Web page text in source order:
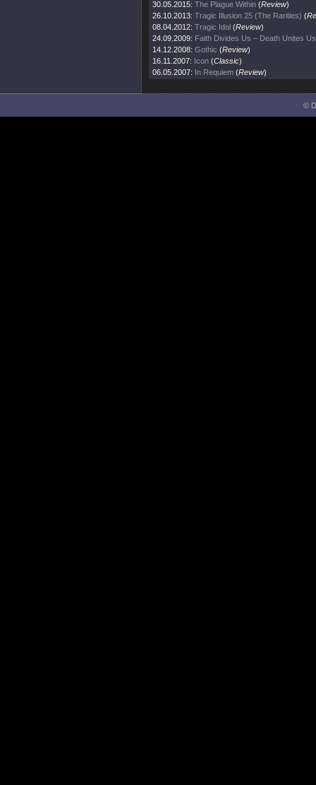
30.05.2015: The Plague Within (Review)
26.10.2013: Tragic Illusion 25 (The Rarities) (
08.04.2012: Tragic Idol (Review)
24.09.2009: Faith Divides Us – Death Unites Us
14.12.2008: Gothic (Review)
16.11.2007: Icon (Classic)
06.05.2007: In Requiem (Review)
©